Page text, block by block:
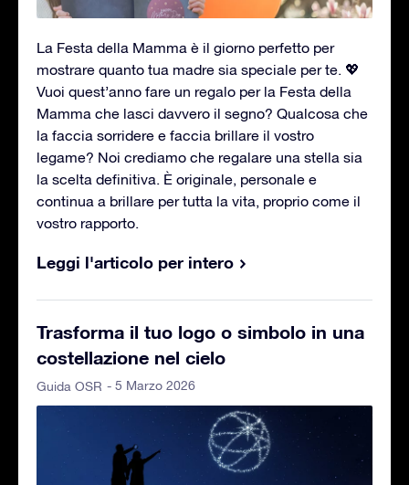
La Festa della Mamma è il giorno perfetto per
mostrare quanto tua madre sia speciale per te. 💖
Vuoi quest’anno fare un regalo per la Festa della
Mamma che lasci davvero il segno? Qualcosa che
la faccia sorridere e faccia brillare il vostro
legame? Noi crediamo che regalare una stella sia
la scelta definitiva. È originale, personale e
continua a brillare per tutta la vita, proprio come il
vostro rapporto.
Leggi l'articolo per intero
Trasforma il tuo logo o simbolo in una
costellazione nel cielo
Guida OSR - 5 Marzo 2026